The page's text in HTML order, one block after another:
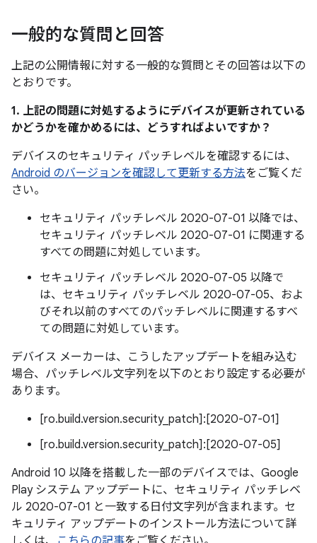
一般的な質問と回答
上記の公開情報に対する一般的な質問とその回答は以下の
とおりです。
1. 上記の問題に対処するようにデバイスが更新されている
かどうかを確かめるには、どうすればよいですか？
デバイスのセキュリティ パッチレベルを確認するには、
Android のバージョンを確認して更新する方法をご覧くだ
さい。
セキュリティ パッチレベル 2020-07-01 以降では、
セキュリティ パッチレベル 2020-07-01 に関連する
すべての問題に対処しています。
セキュリティ パッチレベル 2020-07-05 以降で
は、セキュリティ パッチレベル 2020-07-05、およ
びそれ以前のすべてのパッチレベルに関連するすべ
ての問題に対処しています。
デバイス メーカーは、こうしたアップデートを組み込む
場合、パッチレベル文字列を以下のとおり設定する必要が
あります。
[ro.build.version.security_patch]:[2020-07-01]
[ro.build.version.security_patch]:[2020-07-05]
Android 10 以降を搭載した一部のデバイスでは、Google
Play システム アップデートに、セキュリティ パッチレベ
ル 2020-07-01 と一致する日付文字列が含まれます。セ
キュリティ アップデートのインストール方法について詳